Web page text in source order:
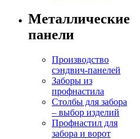
Металлические
панели
Производство
сэндвич-панелей
Заборы из
профнастила
Столбы для забора
– выбор изделий
Профнастил для
забора и ворот